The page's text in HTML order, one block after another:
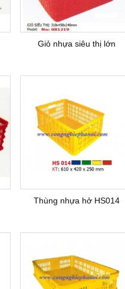
Giỏ nhựa siêu thị lớn
Thùng nhựa hở HS014